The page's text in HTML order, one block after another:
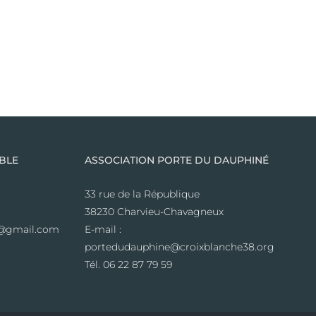
ASSOCIATION PORTE DU DAUPHINÉ
33 rue de la République
38230 Charvieu-Chavagneux
E-mail :
portedudauphine@croixblanche38.org
Tél. 06 22 87 79 59